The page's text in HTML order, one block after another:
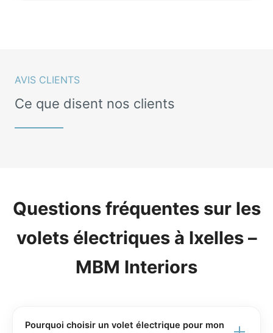
AVIS CLIENTS
Ce que disent nos clients
Questions fréquentes sur les
volets électriques à Ixelles –
MBM Interiors
Pourquoi choisir un volet électrique pour mon